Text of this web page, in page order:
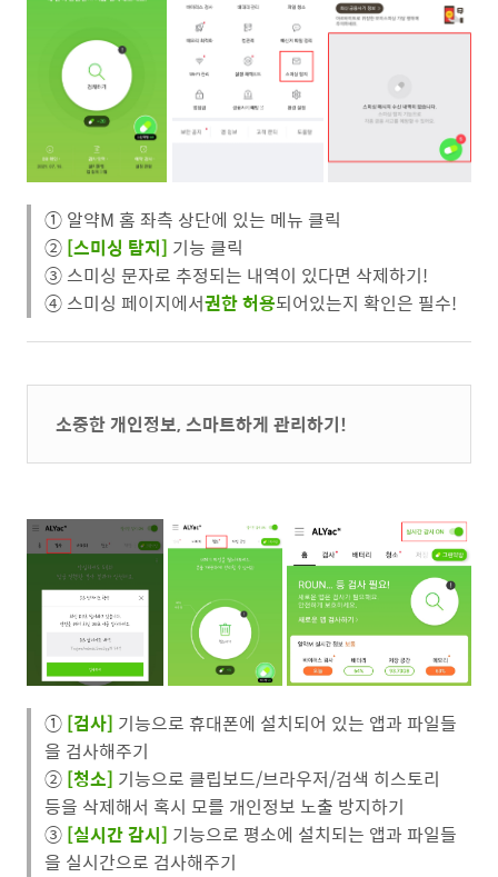
① 알약M 홈 좌측 상단에 있는 메뉴 클릭
② [스미싱 탐지] 기능 클릭
③ 스미싱 문자로 추정되는 내역이 있다면 삭제하기!
④ 스미싱 페이지에서권한 허용되어있는지 확인은 필수!
소중한 개인정보, 스마트하게 관리하기!
① [검사] 기능으로 휴대폰에 설치되어 있는 앱과 파일들
을 검사해주기
② [청소] 기능으로 클립보드/브라우저/검색 히스토리
등을 삭제해서 혹시 모를 개인정보 노출 방지하기
③ [실시간 감시] 기능으로 평소에 설치되는 앱과 파일들
을 실시간으로 검사해주기